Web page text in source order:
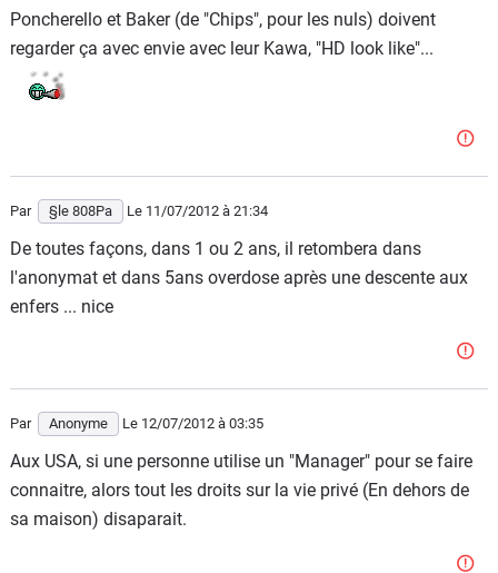
Poncherello et Baker (de "Chips", pour les nuls) doivent
regarder ça avec envie avec leur Kawa, "HD look like"...
Par §le 808Pa Le 11/07/2012 à 21:34
De toutes façons, dans 1 ou 2 ans, il retombera dans
l'anonymat et dans 5ans overdose après une descente aux
enfers ... nice
Par Anonyme Le 12/07/2012 à 03:35
Aux USA, si une personne utilise un "Manager" pour se faire
connaitre, alors tout les droits sur la vie privé (En dehors de
sa maison) disaparait.